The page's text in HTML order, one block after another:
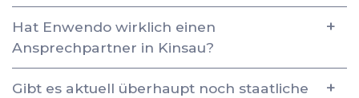
Hat Enwendo wirklich einen
Ansprechpartner in Kinsau?
Gibt es aktuell überhaupt noch staatliche